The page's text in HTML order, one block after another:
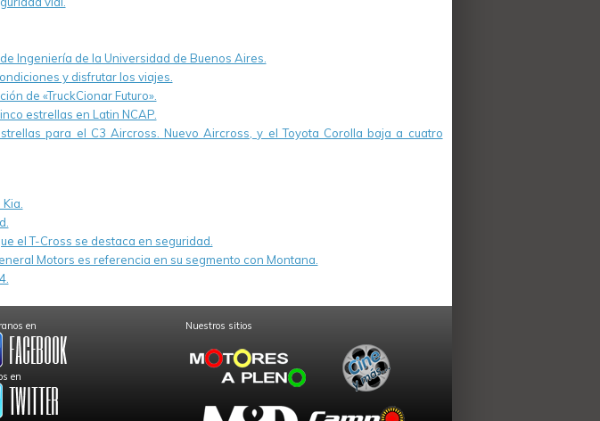
Ingeniería de la Universidad de Buenos Aires.
y disfrutar los viajes.
de «TruckCionar Futuro».
estrellas en Latin NCAP.
para el C3 Aircross. Nuevo Aircross, y el Toyota Corolla baja a cuatro
el T-Cross se destaca en seguridad.
Motors es referencia en su segmento con Montana.
en
en
Nuestros sitios